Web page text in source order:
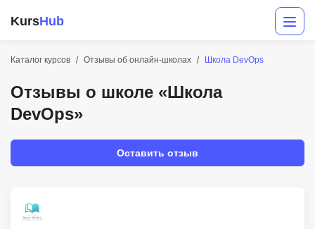
KursHub
Каталог курсов Отзывы об онлайн-школах Школа DevOps
Отзывы о школе «Школа
DevOps»
Оставить отзыв
Маркетинг